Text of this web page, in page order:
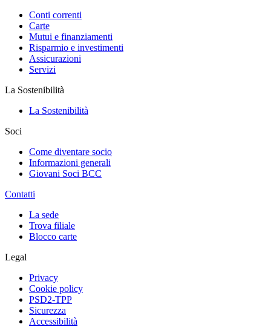
Conti correnti
Carte
Mutui e finanziamenti
Risparmio e investimenti
Assicurazioni
Servizi
La Sostenibilità
La Sostenibilità
Soci
Come diventare socio
Informazioni generali
Giovani Soci BCC
Contatti
La sede
Trova filiale
Blocco carte
Legal
Privacy
Cookie policy
PSD2-TPP
Sicurezza
Accessibilità